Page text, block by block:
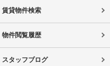
賃貸物件検索
物件閲覧履歴
スタッフブログ